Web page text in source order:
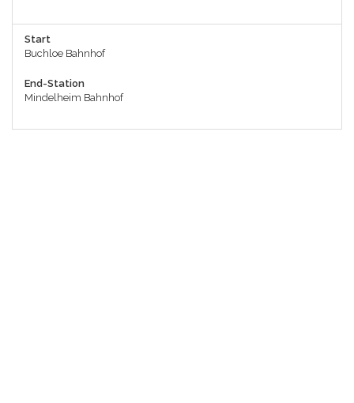
Start
Buchloe Bahnhof
End-Station
Mindelheim Bahnhof